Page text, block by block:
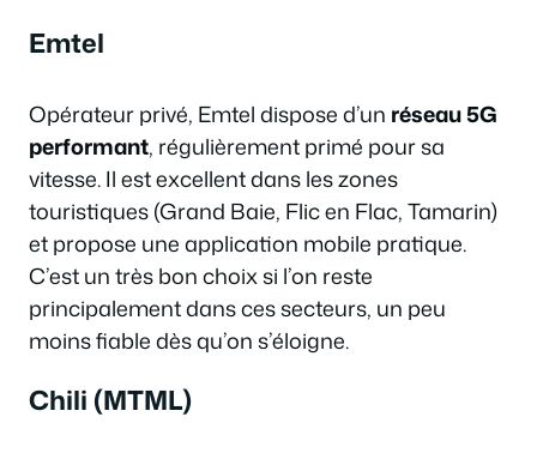
Emtel
Opérateur privé, Emtel dispose d’un réseau 5G
performant, régulièrement primé pour sa
vitesse. Il est excellent dans les zones
touristiques (Grand Baie, Flic en Flac, Tamarin)
et propose une application mobile pratique.
C’est un très bon choix si l’on reste
principalement dans ces secteurs, un peu
moins fiable dès qu’on s’éloigne.
Chili (MTML)